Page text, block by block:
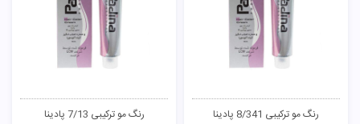
رنگ مو ترکیبی 8/341 پادینا رنگ مو ترکیبی 7/13 پادینا